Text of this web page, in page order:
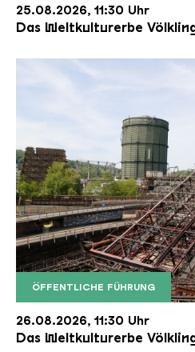
25.08.2026, 11:30 Uhr
Das Weltkulturerbe
ÖFFENTLICHE FÜHRUNG
Der Erzschrägaufzug der
Copyright:
26.08.2026, 11:30 Uhr
Das Weltkulturerbe